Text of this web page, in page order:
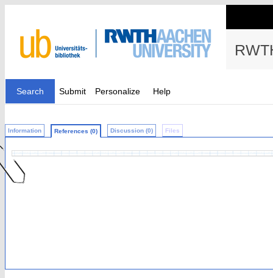
Search Submit Personalize Help
Information References (0) Discussion (0) Files